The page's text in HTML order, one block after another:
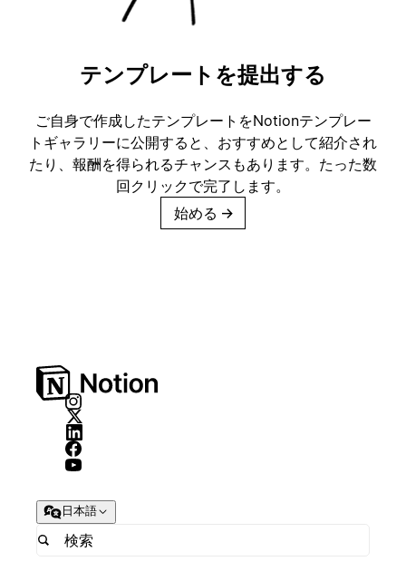
テンプレートを提出する
ご自身で作成したテンプレートをNotionテンプレー
トギャラリーに公開すると、おすすめとして紹介され
たり、報酬を得られるチャンスもあります。たった数
回クリックで完了します。
始める →
日本語